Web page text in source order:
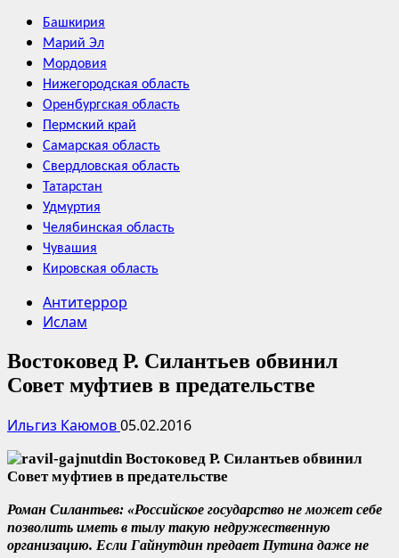
Башкирия
Марий Эл
Мордовия
Нижегородская область
Оренбургская область
Пермский край
Самарская область
Свердловская область
Татарстан
Удмуртия
Челябинская область
Чувашия
Кировская область
Антитеррор
Ислам
Востоковед Р. Силантьев обвинил
Совет муфтиев в предательстве
Ильгиз Каюмов05.02.2016
Роман Силантьев: «Российское государство не может себе
позволить иметь в тылу такую недружественную
организацию. Если Гайнутдин предает Путина даже не